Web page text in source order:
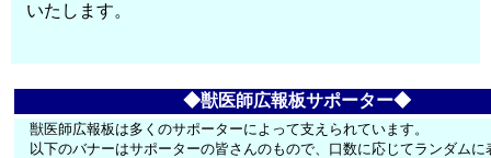
いたします。
◆獣医師広報板サポーター◆
獣医師広報板は多くのサポーターによって支えられています。
以下のバナーはサポーターの皆さんのもので、口数に応じてランダムに